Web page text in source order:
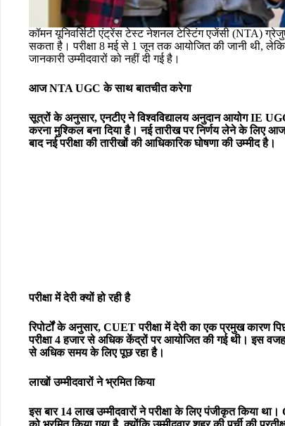
कॉमन यूनिवर्सिटी एंट्रेंस टेस्ट नेशनल टेस्टिंग एजेंसी (NTA)
सकता है। परीक्षा 8 मई से 1 जून तक आयोजित की जानी थी,
जानकारी उम्मीदवारों को नहीं दी गई है।
आज NTA UGC के साथ बातचीत करेगा
सूत्रों के अनुसार, एनटीए ने विश्वविद्यालय अनुदान आयोग IE
करना मुश्किल बना दिया है। नई तारीख पर निर्णय लेने के लिए
बाद नई परीक्षा की तारीखों की आधिकारिक घोषणा की उम्मीद है।
परीक्षा में देरी क्यों हो रही है
रिपोर्टों के अनुसार, CUET परीक्षा में देरी का एक प्रमुख कारण
परीक्षा 4 हजार से अधिक केंद्रों पर आयोजित की गई थी। इस
से अधिक समय के लिए पूछ रहा है।
लाखों उम्मीदवारों ने भ्रमित किया
इस बार 14 लाख उम्मीदवारों ने परीक्षा के लिए पंजीकृत किया था।